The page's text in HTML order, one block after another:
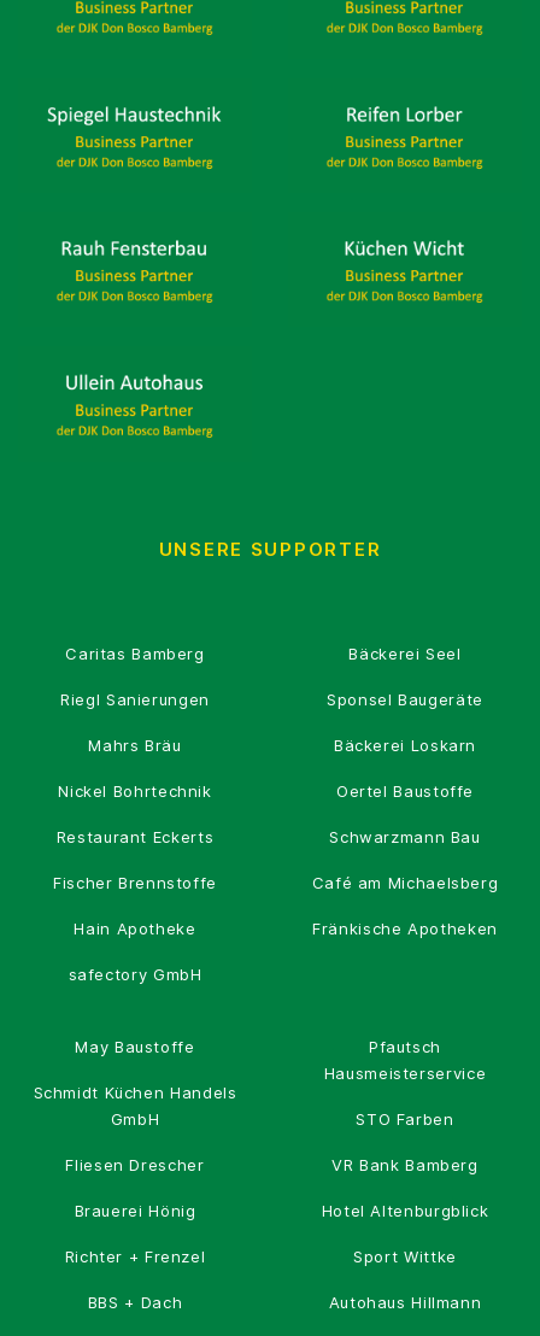
UNSERE SUPPORTER
Caritas Bamberg
Riegl Sanierungen
Mahrs Bräu
Nickel Bohrtechnik
Restaurant Eckerts
Fischer Brennstoffe
Hain Apotheke
safectory GmbH
Bäckerei Seel
Sponsel Baugeräte
Bäckerei Loskarn
Oertel Baustoffe
Schwarzmann Bau
Café am Michaelsberg
Fränkische Apotheken
May Baustoffe
Schmidt Küchen Handels
GmbH
Fliesen Drescher
Brauerei Hönig
Richter + Frenzel
BBS + Dach
Pfautsch
Hausmeisterservice
STO Farben
VR Bank Bamberg
Hotel Altenburgblick
Sport Wittke
Autohaus Hillmann